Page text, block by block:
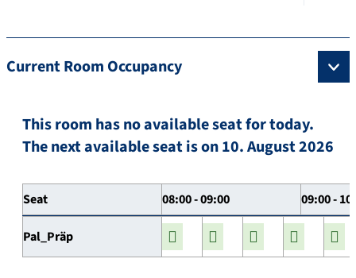
Current Room Occupancy
This room has no available seat for today.
The next available seat is on 10. August 2026
Seat 08:00 - 09:00 09:00 -
Pal_Präp